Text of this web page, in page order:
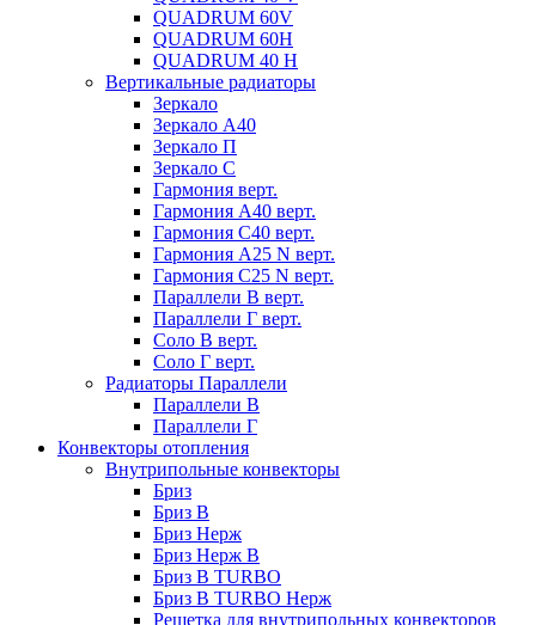
QUADRUM 60V
QUADRUM 60H
QUADRUM 40 H
Вертикальные радиаторы
Зеркало
Зеркало А40
Зеркало П
Зеркало С
Гармония верт.
Гармония А40 верт.
Гармония С40 верт.
Гармония А25 N верт.
Гармония С25 N верт.
Параллели В верт.
Параллели Г верт.
Соло В верт.
Соло Г верт.
Радиаторы Параллели
Параллели В
Параллели Г
Конвекторы отопления
Внутрипольные конвекторы
Бриз
Бриз В
Бриз Нерж
Бриз Нерж В
Бриз В TURBO
Бриз В TURBO Нерж
Решетка для внутрипольных конвекторов